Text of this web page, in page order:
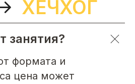
ХЕЧХОГ
занятия?
формата и
цена может